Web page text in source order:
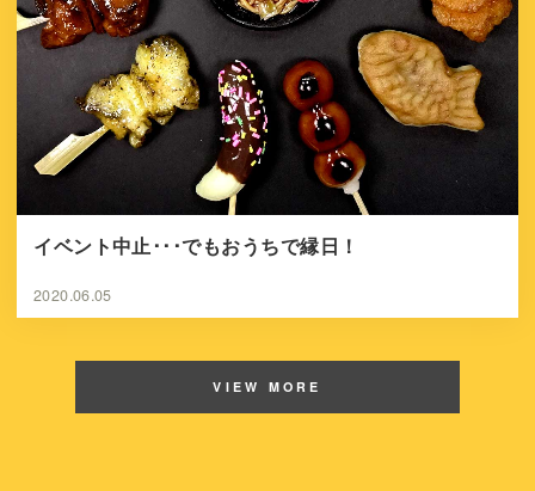
イベント中止･･･でもおうちで縁日！
2020.06.05
VIEW MORE